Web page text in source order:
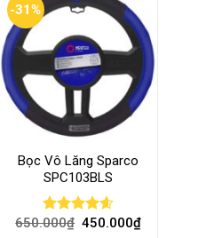
-31%
Bọc Vô Lăng Sparco
SPC103BLS
Rated4.57
650.000₫ 450.000₫